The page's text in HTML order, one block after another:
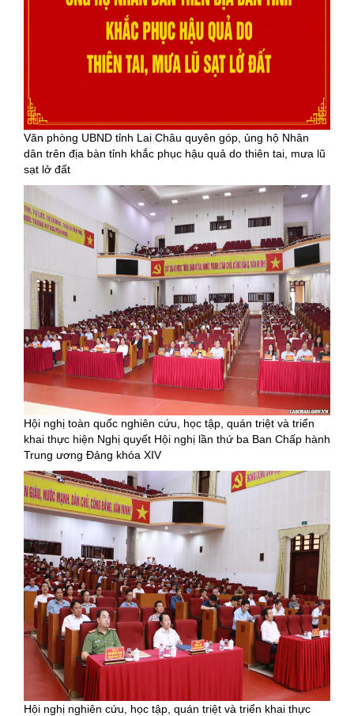
Văn phòng UBND tỉnh Lai Châu quyên góp, ủng hộ Nhân
dân trên địa bàn tỉnh khắc phục hậu quả do thiên tai, mưa lũ
sạt lở đất
Hội nghị toàn quốc nghiên cứu, học tập, quán triệt và triển
khai thực hiện Nghị quyết Hội nghị lần thứ ba Ban Chấp hành
Trung ương Đảng khóa XIV
Hội nghị nghiên cứu, học tập, quán triệt và triển khai thực